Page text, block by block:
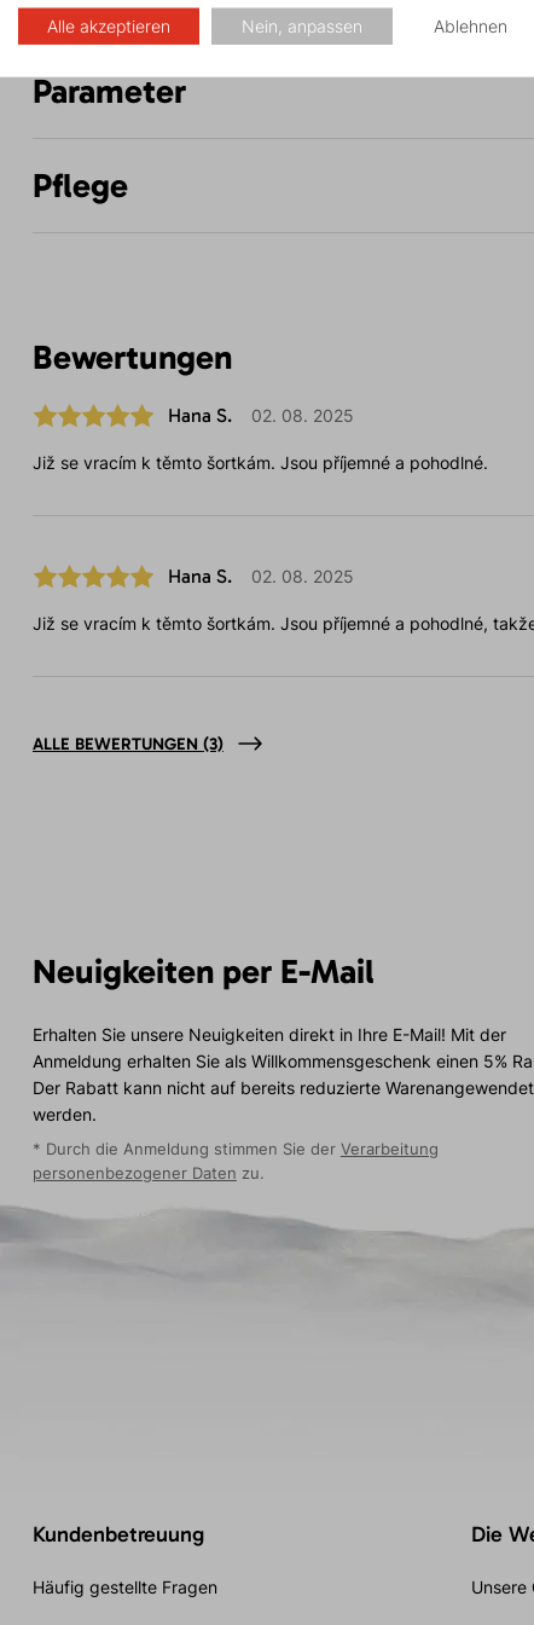
Parameter
Pflege
Bewertungen
Hana S. 02. 08. 2025
Již se vracím k těmto šortkám. Jsou příjemné a pohodlné.
Hana S. 02. 08. 2025
Již se vracím k těmto šortkám. Jsou příjemné a pohodlné,
ALLE BEWERTUNGEN (3)
Neuigkeiten per E-Mail
Erhalten Sie unsere Neuigkeiten direkt in Ihre E-Mail! Mit der
Anmeldung erhalten Sie als Willkommensgeschenk einen 5%
Der Rabatt kann nicht auf bereits reduzierte Warenangewendet
werden.
* Durch die Anmeldung stimmen Sie der Verarbeitung
personenbezogener Daten zu.
Kundenbetreuung
Häufig gestellte Fragen
Die
Unsere
Alle akzeptieren Nein, anpassen Ablehnen